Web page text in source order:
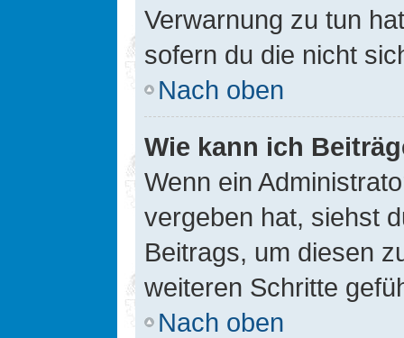
Verwarnung zu tun
sofern du die nicht
Nach oben
Wie kann ich
Wenn ein
vergeben hat, siehst
Beitrags, um diesen
weiteren Schritte
Nach oben